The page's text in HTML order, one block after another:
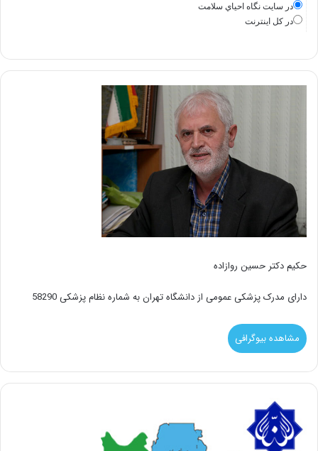
در سايت نگاه احياي سلامت
در كل اينترنت
حکیم دکتر حسین روازاده
دارای مدرک پزشکی عمومی از دانشگاه تهران به شماره نظام پزشکی 58290
مشاهده بیوگرافی